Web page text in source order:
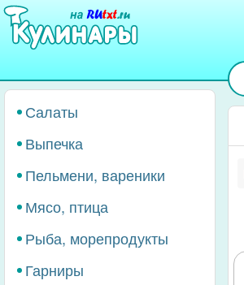
Перейти
основному
Салаты
Выпечка
Пельмени, вареники
Мясо, птица
Рыба, морепродукты
Гарниры